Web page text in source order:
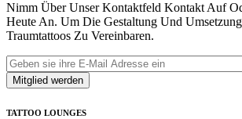
Nimm Über Unser Kontaktfeld Kontakt Auf
Heute An. Um Die Gestaltung Und
Traumtattoos Zu Vereinbaren.
TATTOO LOUNGES